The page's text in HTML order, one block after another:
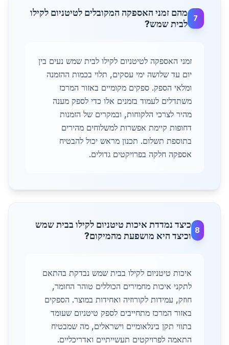
7
מהם זמני האספקה המקובלים לטיטניום לקילו
לבית שמש?
זמני האספקה לטיטניום לקילו לבית שמש נעים בין
יום עד שלושה ימי עסקים, תלוי בכמות ההזמנה
ומלאי הספק. ספקים מקומיים באזור המרכז
משתדלים לעמוד בזמנים אלו כדי לספק מענה
מהיר לצרכי הלקוחות, ובמקרים של הזמנות
דחופות קיימת אפשרות למשלוחים מהירים
בתוספת תשלום. תכנון מראש יכול להבטיח
אספקה חלקה בפרויקטים גדולים.
8
כיצד נמדדת איכות טיטניום לקילו בבית שמש
וכיצד היא מושפעת מהמיקום?
איכות טיטניום לקילו בבית שמש נבדקת בהתאם
לתקני איכות מחמירים הכוללים טוהר החומר,
חוזק, עמידות לקורוזיה ואחידות במוצר. הספקים
באזור המרכז מתחייבים לספק טיטניום שעומד
בתווי תקן בינלאומיים וישראלים, מה שמבטיח
התאמה לפרויקטים תעשייתיים ואדריכליים.